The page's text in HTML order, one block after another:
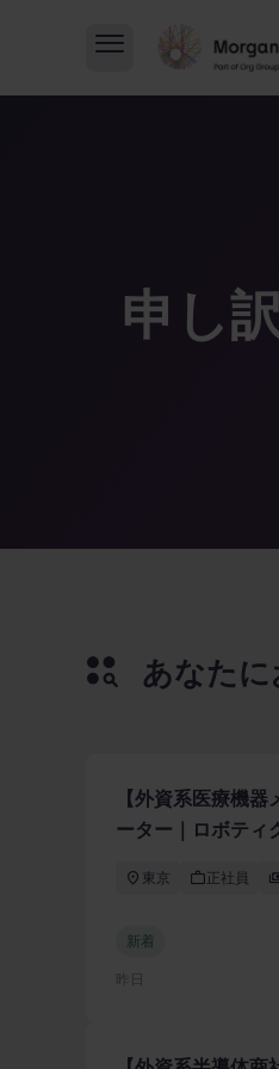
申し
あなた
【外資系医療機
ーター｜ロボティ
東京 正社員
新着
昨日